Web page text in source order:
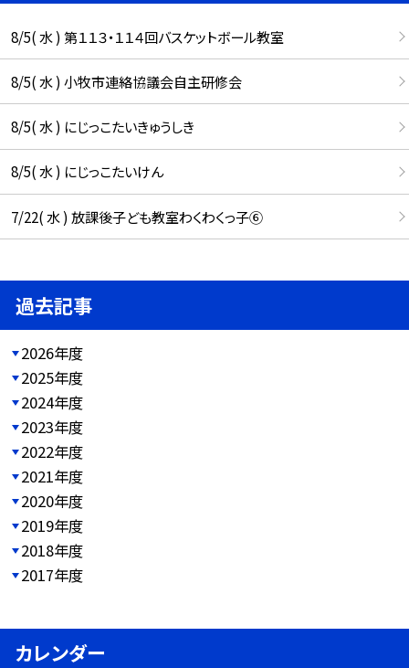
8/5( 水 ) 第１１３・１１４回バスケットボール教室
8/5( 水 ) 小牧市連絡協議会自主研修会
8/5( 水 ) にじっこたいきゅうしき
8/5( 水 ) にじっこたいけん
7/22( 水 ) 放課後子ども教室わくわくっ子⑥
過去記事
2026年度
2025年度
2024年度
2023年度
2022年度
2021年度
2020年度
2019年度
2018年度
2017年度
カレンダー